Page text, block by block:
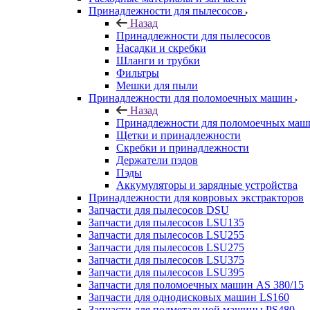
Принадлежности для пылесосов
Назад
Принадлежности для пылесосов
Насадки и скребки
Шланги и трубки
Фильтры
Мешки для пыли
Принадлежности для поломоечных машин
Назад
Принадлежности для поломоечных
Щетки и принадлежности
Скребки и принадлежности
Держатели пэдов
Пэды
Аккумуляторы и зарядные устройства
Принадлежности для ковровых экстракторов
Запчасти для пылесосов DSU
Запчасти для пылесосов LSU135
Запчасти для пылесосов LSU255
Запчасти для пылесосов LSU275
Запчасти для пылесосов LSU375
Запчасти для пылесосов LSU395
Запчасти для поломоечных машин AS 380/15
Запчасти для однодисковых машин LS160